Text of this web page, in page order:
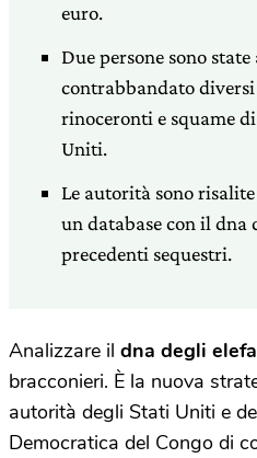
euro.
Due persone sono
contrabbandato
rinoceronti e squame
Uniti.
Le autorità sono
un database con il dna
precedenti sequestri.
Analizzare il dna degli
bracconieri. È la nuova
autorità degli Stati Uniti e
Democratica del Congo di